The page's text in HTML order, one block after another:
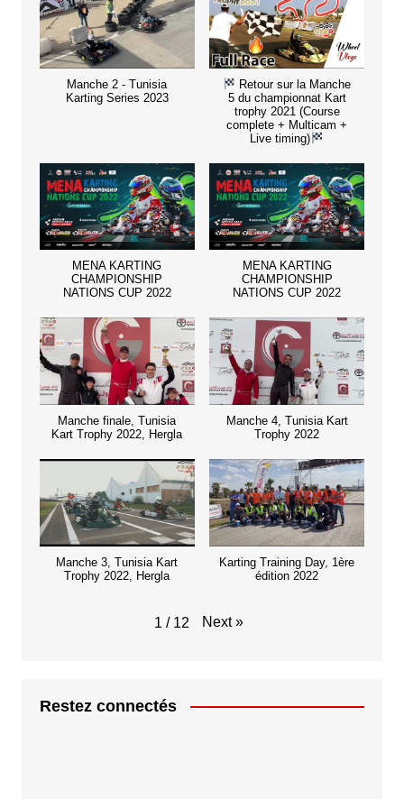
Manche 2 - Tunisia
Karting Series 2023
Retour sur la Manche
5 du championnat Kart
trophy 2021 (Course
complete + Multicam +
Live timing)
MENA KARTING
CHAMPIONSHIP
NATIONS CUP 2022
MENA KARTING
CHAMPIONSHIP
NATIONS CUP 2022
Manche finale, Tunisia
Kart Trophy 2022, Hergla
Manche 4, Tunisia Kart
Trophy 2022
Manche 3, Tunisia Kart
Trophy 2022, Hergla
Karting Training Day, 1ère
édition 2022
1 / 12 Next »
Restez connectés